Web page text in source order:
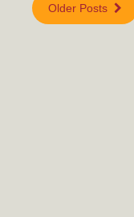
Older Posts